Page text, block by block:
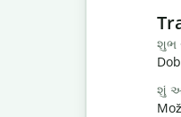
શુભ
શું